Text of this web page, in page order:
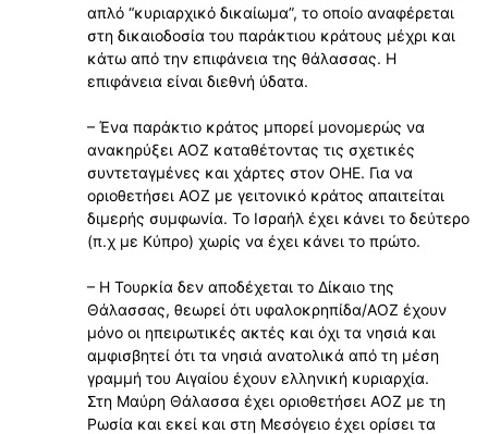
απλό “κυριαρχικό δικαίωμα”, το οποίο αναφέρεται
στη δικαιοδοσία του παράκτιου κράτους μέχρι και
κάτω από την επιφάνεια της θάλασσας. Η
επιφάνεια είναι διεθνή ύδατα.
– Ένα παράκτιο κράτος μπορεί μονομερώς να
ανακηρύξει ΑΟΖ καταθέτοντας τις σχετικές
συντεταγμένες και χάρτες στον ΟΗΕ. Για να
οριοθετήσει ΑΟΖ με γειτονικό κράτος απαιτείται
διμερής συμφωνία. Το Ισραήλ έχει κάνει το δεύτερο
(π.χ με Κύπρο) χωρίς να έχει κάνει το πρώτο.
– Η Τουρκία δεν αποδέχεται το Δίκαιο της
Θάλασσας, θεωρεί ότι υφαλοκρηπίδα/ΑΟΖ έχουν
μόνο οι ηπειρωτικές ακτές και όχι τα νησιά και
αμφισβητεί ότι τα νησιά ανατολικά από τη μέση
γραμμή του Αιγαίου έχουν ελληνική κυριαρχία.
Στη Μαύρη Θάλασσα έχει οριοθετήσει ΑΟΖ με τη
Ρωσία και εκεί και στη Μεσόγειο έχει ορίσει τα